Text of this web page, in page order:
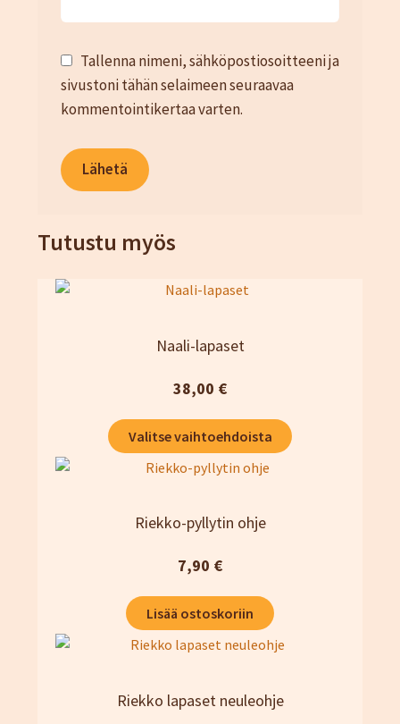
Tallenna nimeni, sähköpostiosoitteeni ja
sivustoni tähän selaimeen seuraavaa
kommentointikertaa varten.
Tutustu myös
Naali-lapaset
38,00 €
Valitse vaihtoehdoista
Tällä
Riekko-pyllytin ohje
7,90 €
Lisää ostoskoriin
Riekko lapaset neuleohje